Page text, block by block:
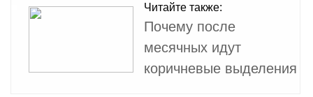
Читайте также:
Почему после
месячных идут
коричневые выделения